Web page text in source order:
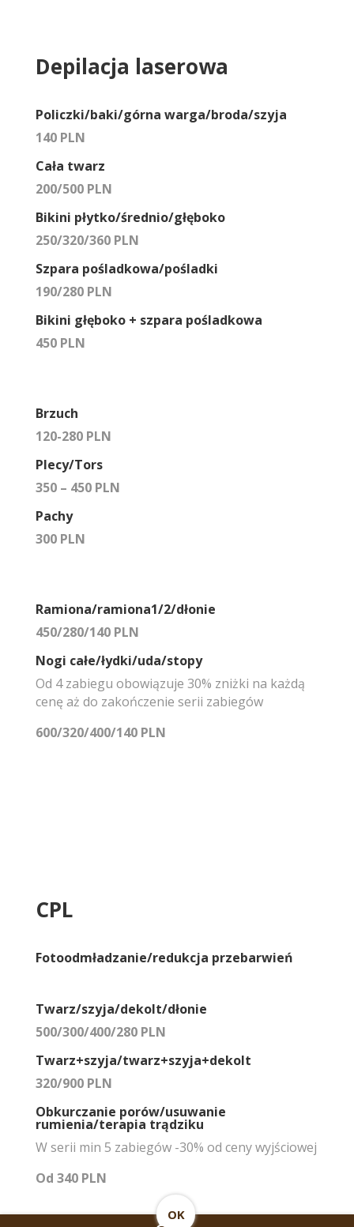
Depilacja laserowa
Policzki/baki/górna warga/broda/szyja
140 PLN
Cała twarz
200/500 PLN
Bikini płytko/średnio/głęboko
250/320/360 PLN
Szpara pośladkowa/pośladki
190/280 PLN
Bikini głęboko + szpara pośladkowa
450 PLN
Brzuch
120-280 PLN
Plecy/Tors
350 – 450 PLN
Pachy
300 PLN
Ramiona/ramiona1/2/dłonie
450/280/140 PLN
Nogi całe/łydki/uda/stopy
Od 4 zabiegu obowiązuje 30% zniżki na każdą
cenę aż do zakończenie serii zabiegów
600/320/400/140 PLN
CPL
Fotoodmładzanie/redukcja przebarwień
Twarz/szyja/dekolt/dłonie
500/300/400/280 PLN
Twarz+szyja/twarz+szyja+dekolt
320/900 PLN
Obkurczanie porów/usuwanie
rumienia/terapia trądziku
W serii min 5 zabiegów -30% od ceny wyjściowej
Od 340 PLN
OK